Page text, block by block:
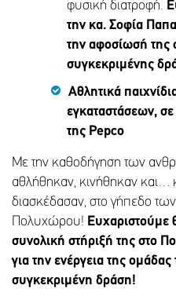
φυσική διατροφή.
την κα. Σοφία
την αφοσίωσή της
συγκεκριμένης
Αθλητικά
εγκαταστάσεων,
της Pepco
Με την καθοδήγηση των
αθλήθηκαν, κινήθηκαν και…
διασκέδασαν, στο γήπεδο
Πολυχώρου! Ευχαριστούμε
συνολική στήριξή της στο
για την ενέργεια της
συγκεκριμένη δράση!